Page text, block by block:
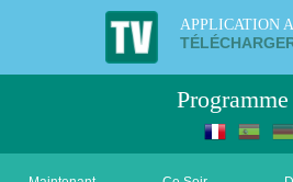
APPLICATION